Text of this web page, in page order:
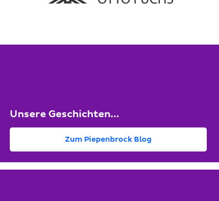
Unsere Geschichten...
Zum Piepenbrock Blog